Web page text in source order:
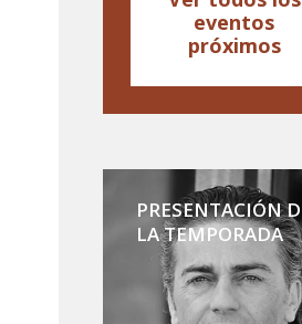
eventos
próximos
PRESENTACIÓN
LA TEMPORADA